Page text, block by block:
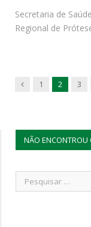
Secretaria de
Regional de
Previous
1 2 3
NÃO ENCONTROU